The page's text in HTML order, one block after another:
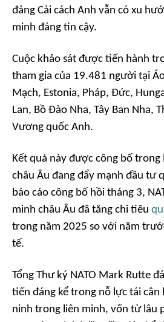
đảng Cải cách Anh vẫn có xu
minh đáng tin cậy.
Cuộc khảo sát được tiến hành
tham gia của 19.481 người tại
Mạch, Estonia, Pháp, Đức,
Lan, Bồ Đào Nha, Tây Ban Nha,
Vương quốc Anh.
Kết quả này được công bố trong
châu Âu đang đẩy mạnh đầu tư
báo cáo công bố hồi tháng 3,
minh châu Âu đã tăng chi tiêu
trong năm 2025 so với năm
tế.
Tổng Thư ký NATO Mark Rutte
tiến đáng kể trong nỗ lực tái cân
ninh trong liên minh, vốn từ lâu